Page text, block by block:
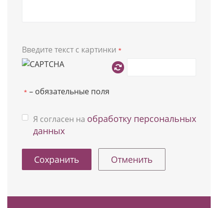
Введите текст с картинки *
* – обязательные поля
Я согласен на обработку персональных
данных
Отменить